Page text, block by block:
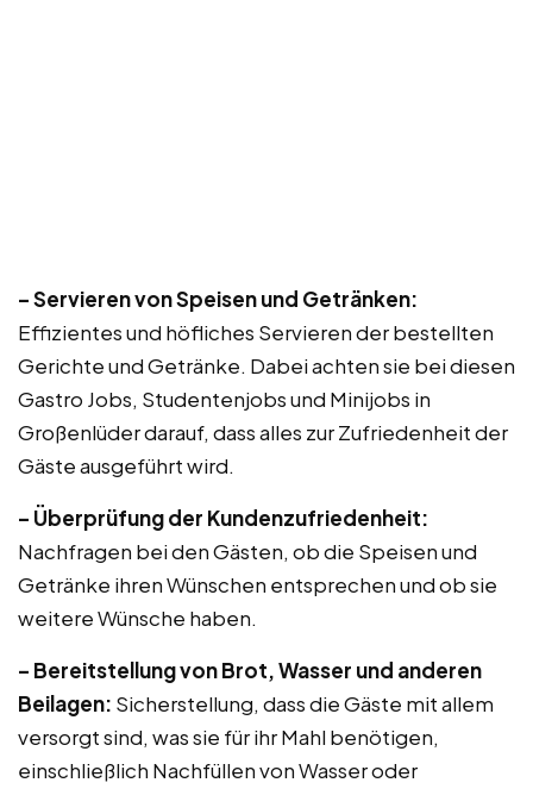
– Servieren von Speisen und Getränken:
Effizientes und höfliches Servieren der bestellten
Gerichte und Getränke. Dabei achten sie bei diesen
Gastro Jobs, Studentenjobs und Minijobs in
Großenlüder darauf, dass alles zur Zufriedenheit der
Gäste ausgeführt wird.
– Überprüfung der Kundenzufriedenheit:
Nachfragen bei den Gästen, ob die Speisen und
Getränke ihren Wünschen entsprechen und ob sie
weitere Wünsche haben.
– Bereitstellung von Brot, Wasser und anderen
Beilagen: Sicherstellung, dass die Gäste mit allem
versorgt sind, was sie für ihr Mahl benötigen,
einschließlich Nachfüllen von Wasser oder